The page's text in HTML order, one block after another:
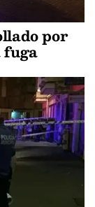
por
fuga